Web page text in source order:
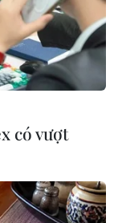
có vượt